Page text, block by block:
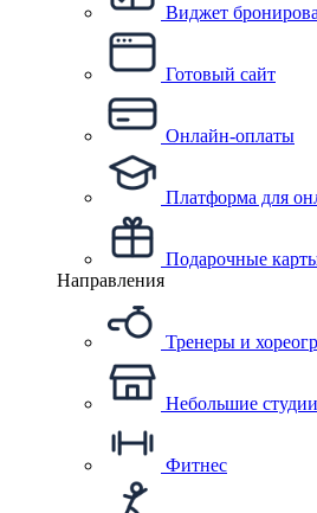
Виджет
Готовый сайт
Онлайн-оплаты
Платформа для
Подарочные
Направления
Тренеры и
Небольшие студии
Фитнес